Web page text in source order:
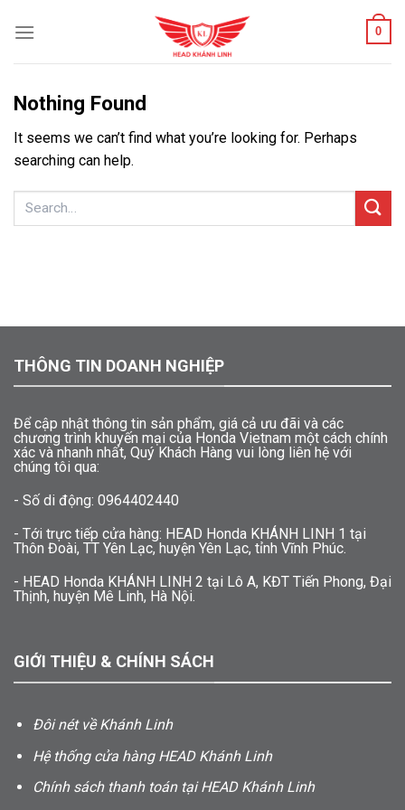
0
Nothing Found
It seems we can’t find what you’re looking for. Perhaps
searching can help.
THÔNG TIN DOANH NGHIỆP
Để cập nhật thông tin sản phẩm, giá cả ưu đãi và các
chương trình khuyến mại của Honda Vietnam một cách chính
xác và nhanh nhất, Quý Khách Hàng vui lòng liên hệ với
chúng tôi qua:
- Số di động: 0964402440
- Tới trực tiếp cửa hàng: HEAD Honda KHÁNH LINH 1 tại
Thôn Đoài, TT Yên Lạc, huyện Yên Lạc, tỉnh Vĩnh Phúc.
- HEAD Honda KHÁNH LINH 2 tại Lô A, KĐT Tiến Phong, Đại
Thịnh, huyện Mê Linh, Hà Nội.
GIỚI THIỆU & CHÍNH SÁCH
Đôi nét về Khánh Linh
Hệ thống cửa hàng HEAD Khánh Linh
Chính sách thanh toán tại HEAD Khánh Linh